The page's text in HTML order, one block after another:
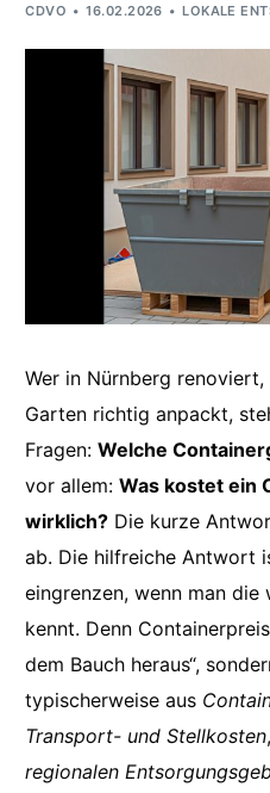
CDVO 16.02.2026 LOKALE
Wer in Nürnberg
Garten richtig anpackt,
Fragen:Welche
vor allem:Was kostet ein
wirklich? Die kurze
ab. Die hilfreiche Antwort
eingrenzen, wenn man
kennt. Denn
dem Bauch heraus“,
typischerweise aus
Transport- und Stellkosten
regionalen